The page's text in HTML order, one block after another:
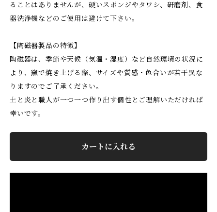
ることはありませんが、硬いスポンジやタワシ、研磨剤、食
器洗浄機などのご使用は避けて下さい。
【陶磁器製品の特徴】
陶磁器は、季節や天候（気温・湿度）など自然環境の状況に
より、窯で焼き上げる際、サイズや質感・色合いが若干異な
りますのでご了承ください。
土と炎と職人が一つ一つ作り出す個性とご理解いただければ
幸いです。
カートに入れる